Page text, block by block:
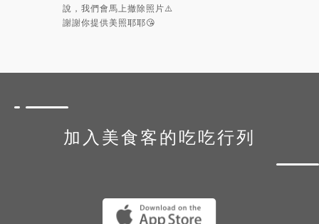
說，我們會馬上撤除照片⚠️
謝謝你提供美照耶耶😘
加入美食客的吃吃行列